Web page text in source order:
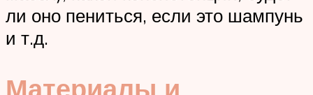
ли оно пениться, если это шампунь
и т.д.